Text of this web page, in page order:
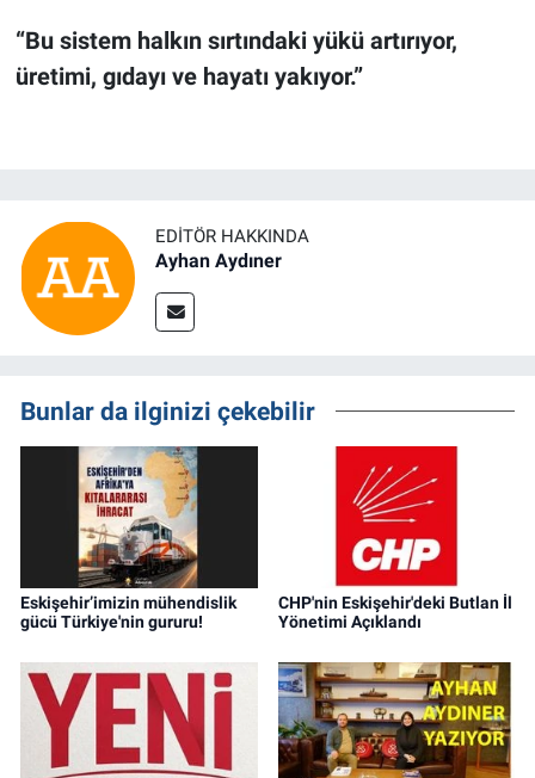
“Bu sistem halkın sırtındaki yükü artırıyor,
üretimi, gıdayı ve hayatı yakıyor.”
EDITÖR HAKKINDA
Ayhan Aydıner
Bunlar da ilginizi çekebilir
Eskişehir’imizin mühendislik
gücü Türkiye'nin gururu!
CHP'nin Eskişehir'deki Butlan İl
Yönetimi Açıklandı